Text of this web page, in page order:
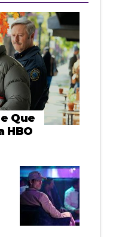
Que
HBO